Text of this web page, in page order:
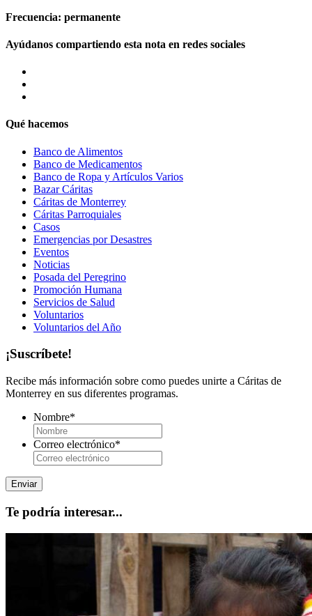
Frecuencia: permanente
Ayúdanos compartiendo esta nota en redes sociales
Qué hacemos
Banco de Alimentos
Banco de Medicamentos
Banco de Ropa y Artículos Varios
Bazar Cáritas
Cáritas de Monterrey
Cáritas Parroquiales
Casos
Emergencias por Desastres
Eventos
Noticias
Posada del Peregrino
Promoción Humana
Servicios de Salud
Voluntarios
Voluntarios del Año
¡Suscríbete!
Recibe más información sobre como puedes unirte a Cáritas de
Monterrey en sus diferentes programas.
Nombre*
Correo electrónico*
Te podría interesar...